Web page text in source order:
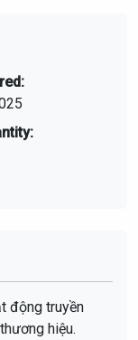
động truyền
hiệu.